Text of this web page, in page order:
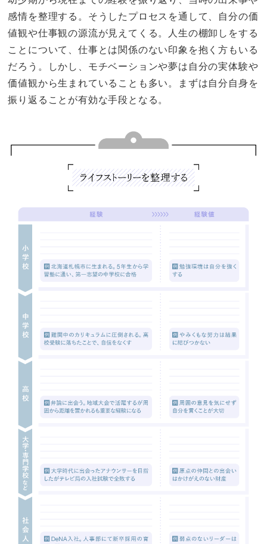
感情を整理する。そうしたプロセスを通して、自分の価
値観や仕事観の源流が見えてくる。人生の棚卸しをする
ことについて、仕事とは関係のない印象を抱く方もいる
だろう。しかし、モチベーションや夢は自分の実体験や
価値観から生まれていることも多い。まずは自分自身を
振り返ることが有効な手段となる。